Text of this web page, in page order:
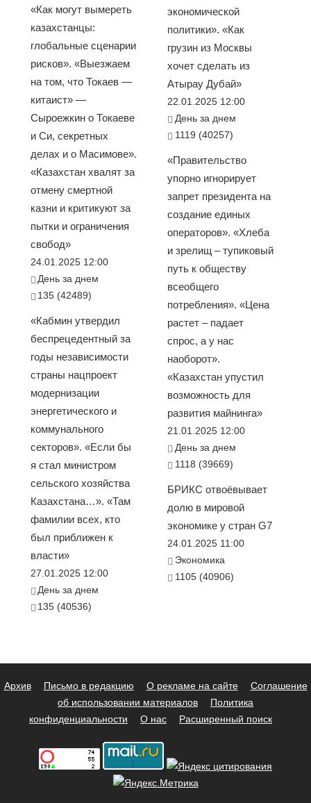
«Как могут вымереть
казахстанцы:
глобальные сценарии
рисков». «Выезжаем
на том, что Токаев —
китаист» —
Сыроежкин о Токаеве
и Си, секретных
делах и о Масимове».
«Казахстан хвалят за
отмену смертной
казни и критикуют за
пытки и ограничения
свобод»
24.01.2025 12:00
День за днем
135 (42489)
«Кабмин утвердил
беспрецедентный за
годы независимости
страны нацпроект
модернизации
энергетического и
коммунального
секторов». «Если бы
я стал министром
сельского хозяйства
Казахстана…». «Там
фамилии всех, кто
был приближен к
власти»
27.01.2025 12:00
День за днем
135 (40536)
экономической
политики». «Как
грузин из Москвы
хочет сделать из
Атырау Дубай»
22.01.2025 12:00
День за днем
1119 (40257)
«Правительство
упорно игнорирует
запрет президента на
создание единых
операторов». «Хлеба
и зрелищ – тупиковый
путь к обществу
всеобщего
потребления». «Цена
растет – падает
спрос, а у нас
наоборот».
«Казахстан упустил
возможность для
развития майнинга»
21.01.2025 12:00
День за днем
1118 (39669)
БРИКС отвоёвывает
долю в мировой
экономике у стран G7
24.01.2025 11:00
Экономика
1105 (40906)
Архив Письмо в редакцию О рекламе на сайте
Соглашение
об использовании материалов
Политика
конфиденциальности
О нас Расширенный поиск